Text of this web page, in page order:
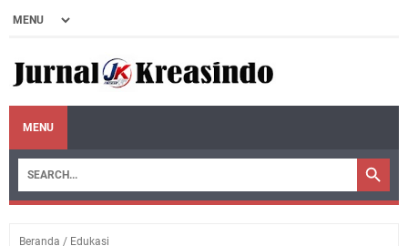
MENU
Beranda / Edukasi